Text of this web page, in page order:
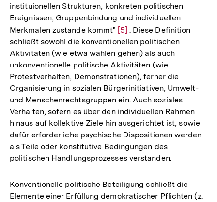
instituionellen Strukturen, konkreten politischen
Ereignissen, Gruppenbindung und individuellen
Merkmalen zustande kommt" Zur
Auflösung
der
Fußnote
[5] . Diese Definition
schließt sowohl die konventionellen politischen
Aktivitäten (wie etwa wählen gehen) als auch
unkonventionelle politische Aktivitäten (wie
Protestverhalten, Demonstrationen), ferner die
Organisierung in sozialen Bürgerinitiativen, Umwelt-
und Menschenrechtsgruppen ein. Auch soziales
Verhalten, sofern es über den individuellen Rahmen
hinaus auf kollektive Ziele hin ausgerichtet ist, sowie
dafür erforderliche psychische Dispositionen werden
als Teile oder konstitutive Bedingungen des
politischen Handlungsprozesses verstanden.
Konventionelle politische Beteiligung schließt die
Elemente einer Erfüllung demokratischer Pflichten (z.